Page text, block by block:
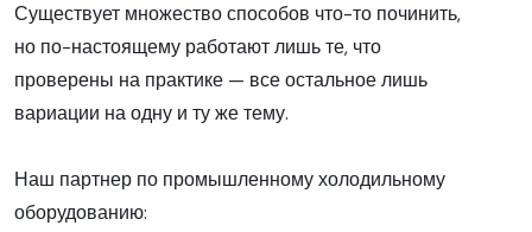
Существует множество способов что-то починить,
но по-настоящему работают лишь те, что
проверены на практике — все остальное лишь
вариации на одну и ту же тему.
Наш партнер по промышленному холодильному
оборудованию: